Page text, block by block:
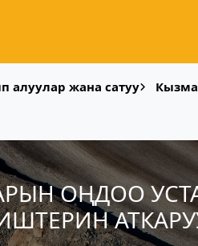
алуулар жана сатуу
ОҢДОО